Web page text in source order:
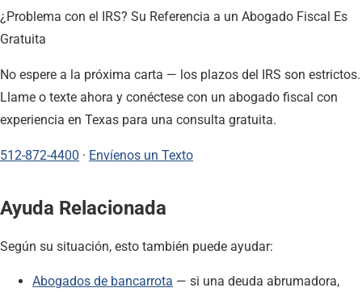
¿Problema con el IRS? Su Referencia a un Abogado Fiscal Es
Gratuita
No espere a la próxima carta — los plazos del IRS son estrictos.
Llame o texte ahora y conéctese con un abogado fiscal con
experiencia en Texas para una consulta gratuita.
512-872-4400 · Envíenos un Texto
Ayuda Relacionada
Según su situación, esto también puede ayudar:
Abogados de bancarrota — si una deuda abrumadora,